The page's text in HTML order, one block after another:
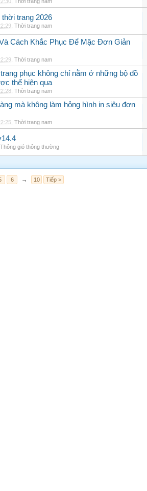
trang 2026
Thời trang nam
Cách Khắc Phục Để Mặc Đơn Giản
Thời trang nam
phục không chỉ nằm ở những bộ đồ
thể hiện qua
Thời trang nam
mà không làm hỏng hình in siêu đơn
Thời trang nam
Thông gió thông thường
6 → 10 Tiếp >